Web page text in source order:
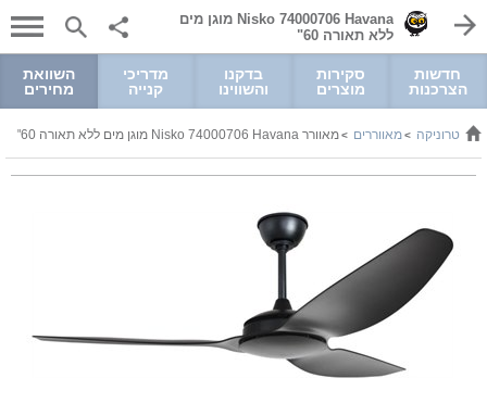
Nisko 74000706 Havana מוגן מים
ללא תאורה 60"
חדשות
הצרכנות
סקירות
מוצרים
בדקנו
והשווינו
מדריכי
קנייה
השוואת
מחירים
>מאווררים >מאוורר Nisko 74000706 Havana מוגן מים ללא תאורה 60"